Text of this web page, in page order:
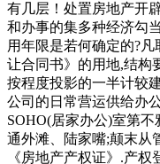
有几层！处置房地产开
和办事的集多种经济勾
用年限是若何确定的?
让合同书》的用地,结构
按程度投影的一半计较
公司的日常营运供给办
SOHO(居家办公)室第
通外滩、陆家嘴;颠末从
《房地产产权证》.产